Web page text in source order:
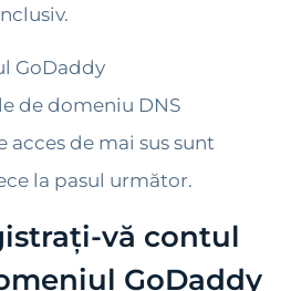
GoDaddy
de domeniu DNS
acces de mai sus sunt
la pasul următor.
vă contul
GoDaddy